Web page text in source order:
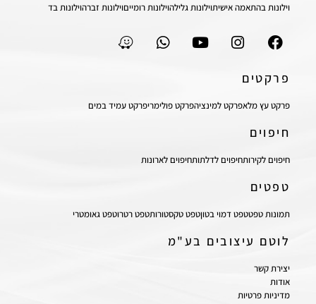
וילונות בהתאמה אישיתוילונות גלילהוילונות רומייםוילונות זברהוילונות בד
פרקטים
פרקט עץ מלאפרקט למינציהפרקט פולימריפרקט עמיד במים
חיפוים
חיפוים לקירותחיפוים לדלתותחיפוים לארונות
טפטים
תמונות טפטטפט דמוי בטוןטפט טקסטורותטפט רטרוטפט גאומטרי
לוטם עיצובים בע"מ
יצירת קשר
אודות
מדיניות פרטיות